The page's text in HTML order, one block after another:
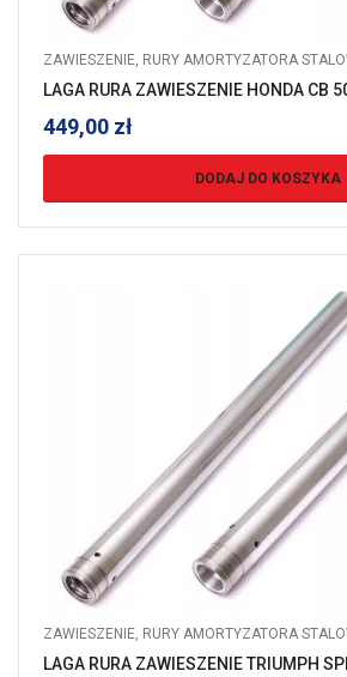
ZAWIESZENIE RURY AMORTYZATORA
LAGA RURA ZAWIESZENIE HONDA CB
449,00 zł
DODAJ DO KOSZYKA
ZAWIESZENIE RURY AMORTYZATORA
LAGA RURA ZAWIESZENIE TRIUMPH